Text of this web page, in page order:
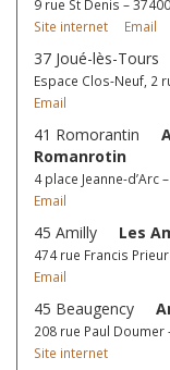
9 rue St Denis –
Site internet
Email
37 Joué-lès-Tours
Espace Clos-Neuf, 2
Email
41 Romorantin
Romanrotin
4 place Jeanne-d’Arc
Email
45 Amilly Les
474 rue Francis
Email
45 Beaugency
208 rue Paul Doumer
Site internet